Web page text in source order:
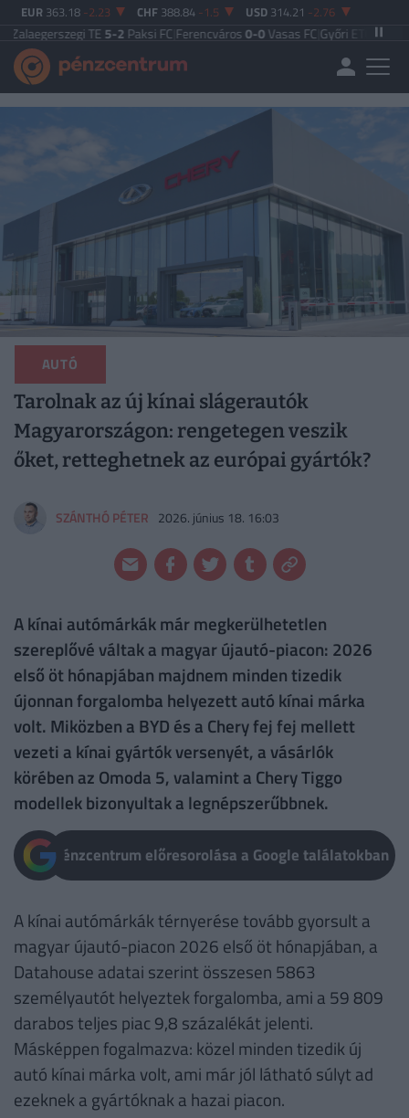
EUR 363.18 -2.23 CHF 388.84 -1.5 USD 314.21 -2.76
TE5-2Paksi FC|Ferencváros0-0Vasas FCGyőri ETO FC4-0
AUTÓ
Tarolnak az új kínai slágerautók
Magyarországon: rengetegen veszik
őket, retteghetnek az európai gyártók?
SZÁNTHÓ PÉTER 2026. június 18. 16:03
A kínai autómárkák már megkerülhetetlen
szereplővé váltak a magyar újautó-piacon: 2026
első öt hónapjában majdnem minden tizedik
újonnan forgalomba helyezett autó kínai márka
volt. Miközben a BYD és a Chery fej fej mellett
vezeti a kínai gyártók versenyét, a vásárlók
körében az Omoda 5, valamint a Chery Tiggo
modellek bizonyultak a legnépszerűbbnek.
Pénzcentrum előresorolása a Google találatokban
A kínai autómárkák térnyerése tovább gyorsult a
magyar újautó-piacon 2026 első öt hónapjában, a
Datahouse adatai szerint összesen 5863
személyautót helyeztek forgalomba, ami a 59 809
darabos teljes piac 9,8 százalékát jelenti.
Másképpen fogalmazva: közel minden tizedik új
autó kínai márka volt, ami már jól látható súlyt ad
ezeknek a gyártóknak a hazai piacon.